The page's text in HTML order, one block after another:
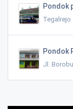
Pondok
Tegalrejo
Pondok
Jl.